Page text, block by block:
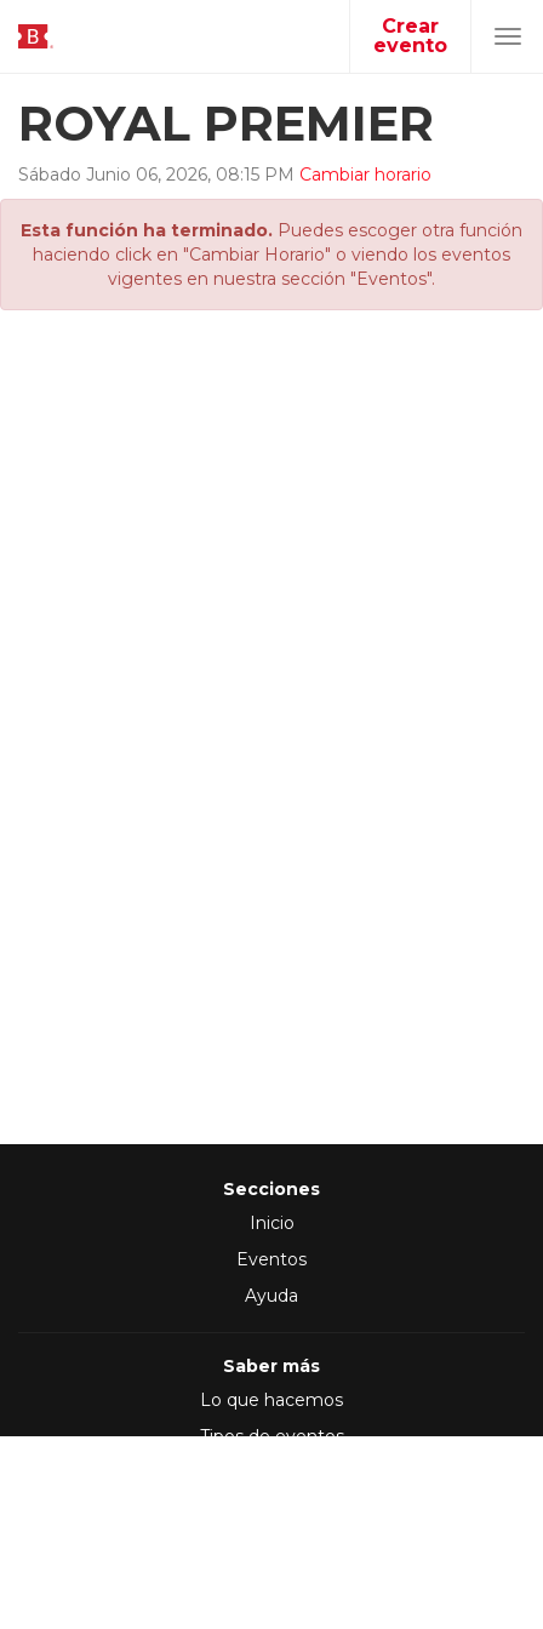
Crear
evento
ROYAL PREMIER
Sábado Junio 06, 2026, 08:15 PM Cambiar horario
Esta función ha terminado. Puedes escoger otra función
haciendo click en "Cambiar Horario" o viendo los eventos
vigentes en nuestra sección "Eventos".
Secciones
Inicio
Eventos
Ayuda
Saber más
Lo que hacemos
Tipos de eventos